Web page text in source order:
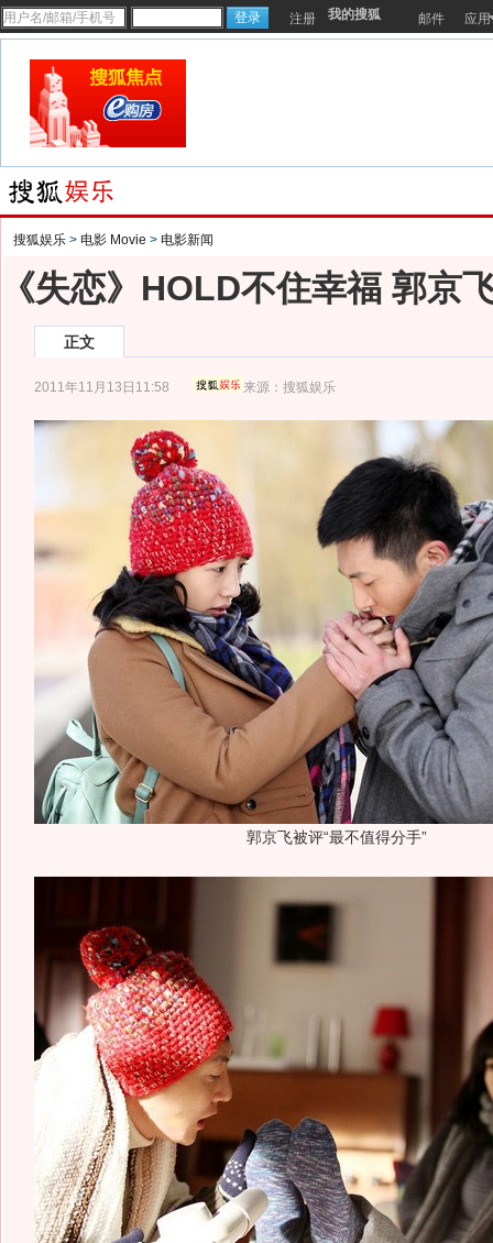
注册 我的搜狐 邮件 应用
搜狐娱乐 > 电影 Movie > 电影新闻
《失恋》HOLD不住幸福 郭京
正文
2011年11月13日11:58 来源：搜狐娱乐
郭京飞被评“最不值得分手”